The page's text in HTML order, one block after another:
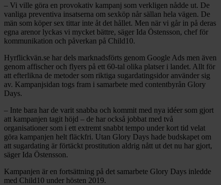
– Vi ville göra en provokativ kampanj som verkligen nådde ut. De
vanliga preventiva insatserna om sexköp når sällan hela vägen. De
män som köper sex tittar inte åt det hållet. Men när vi går in på deras
egna arenor lyckas vi mycket bättre, säger Ida Östensson, chef för
kommunikation och påverkan på Child10.
Hyrflickvän.se har dels marknadsförts genom Google Ads men även
genom affischer och flyers på ett 60-tal olika platser i landet. Allt för
att efterlikna de metoder som riktiga sugardatingsidor använder sig
av. Kampanjsidan togs fram i samarbete med contentbyrån Glory
Days.
– Inte bara har de varit snabba och kommit med nya idéer som gjort
att kampanjen tagit höjd – de har också jobbat med två
organisationer som i ett extremt snabbt tempo under kort tid velat
göra kampanjen helt fläckfri. Utan Glory Days hade budskapet om
att sugardating är förtäckt prostitution aldrig nått ut det nu har gjort,
säger Ida Östensson.
Kampanjen är en fortsättning på det samarbete Glory Days inledde
med Child10 under hösten 2019.